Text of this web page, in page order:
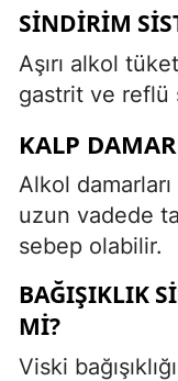
SINDIRIM
Aşırı alkol
gastrit ve reflü
KALP
Alkol
uzun vadede
sebep olabilir.
BAĞIŞIKLIK
MI?
Viski